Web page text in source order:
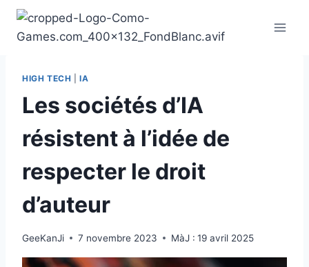
Aller
contenu
HIGH TECH |IA
Les sociétés d’IA
résistent à l’idée de
respecter le droit
d’auteur
GeeKanJi 7 novembre 2023 MàJ : 19 avril 2025